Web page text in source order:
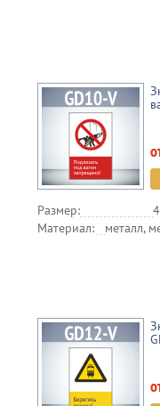
Размер:
Материал:
металл,